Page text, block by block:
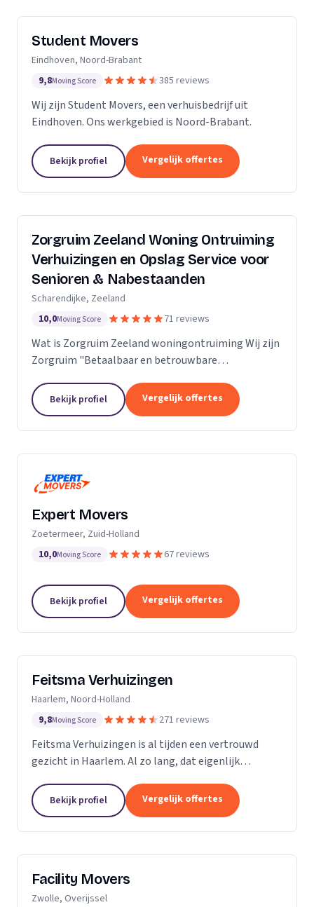
Student Movers
Eindhoven, Noord-Brabant
9,8Moving Score 385 reviews
Wij zijn Student Movers, een verhuisbedrijf uit
Eindhoven. Ons werkgebied is Noord-Brabant.
Bekijk profiel Vergelijk offertes
Zorgruim Zeeland Woning Ontruiming
Verhuizingen en Opslag Service voor
Senioren & Nabestaanden
Scharendijke, Zeeland
10,0Moving Score 71 reviews
Wat is Zorgruim Zeeland woningontruiming Wij zijn
Zorgruim "Betaalbaar en betrouwbare
kleine verhuizingen.” Onze Kwaliteit is namelijk zo
ongelofelijk...
Bekijk profiel Vergelijk offertes
Expert Movers
Zoetermeer, Zuid-Holland
10,0Moving Score 67 reviews
Bekijk profiel Vergelijk offertes
Feitsma Verhuizingen
Haarlem, Noord-Holland
9,8Moving Score 271 reviews
Feitsma Verhuizingen is al tijden een vertrouwd
gezicht in Haarlem. Al zo lang, dat eigenlijk
ooit begonnen is met verhuizen. De eerste
advertenties van...
Bekijk profiel Vergelijk offertes
Facility Movers
Zwolle, Overijssel